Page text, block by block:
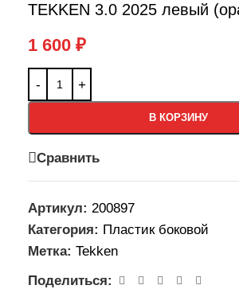
TEKKEN 3.0 2025 левый
1 600 ₽
В КОРЗИНУ
Сравнить
Артикул: 200897
Категория: Пластик боковой
Метка: Tekken
Поделиться: